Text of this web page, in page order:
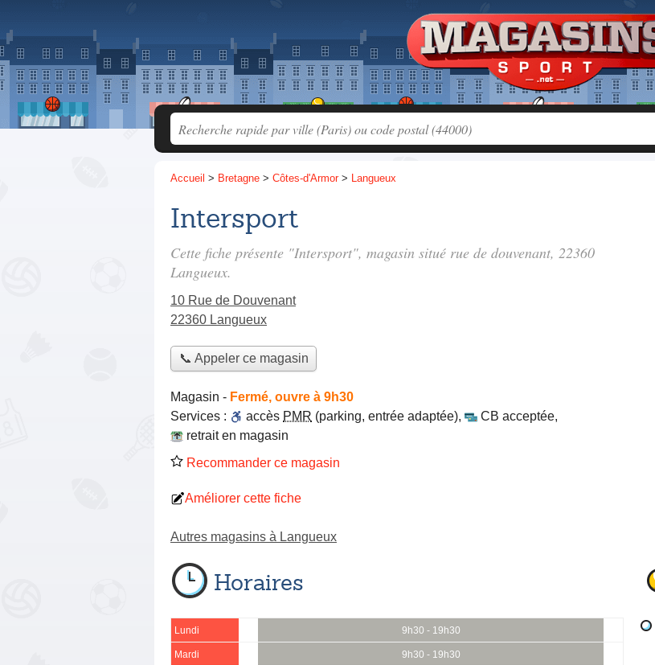
Accueil > Bretagne > Côtes-d'Armor> Langueux
Intersport
Cette fiche présente "Intersport", magasin situé rue de douvenant, 22360
Langueux.
10 Rue de Douvenant
22360 Langueux
📞 Appeler ce magasin
Magasin - Fermé, ouvre à 9h30
Services :
accès PMR (parking, entrée adaptée), CB acceptée,
retrait en magasin
Recommander ce magasin
Améliorer cette fiche
Autres magasins à Langueux
Horaires
Lundi 9h30 - 19h30
Mardi 9h30 - 19h30